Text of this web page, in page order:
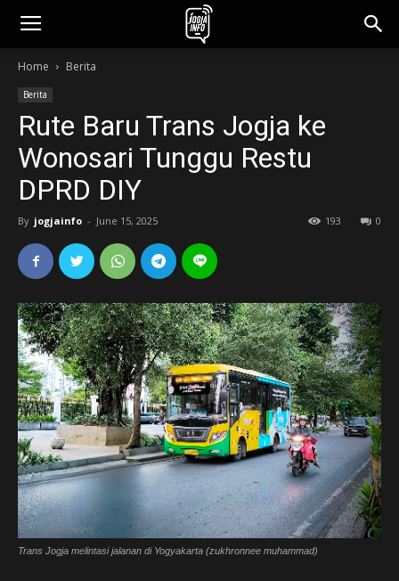
jogjainfo.id
Home Berita
Berita
Rute Baru Trans Jogja ke
Wonosari Tunggu Restu
DPRD DIY
By jogjainfo - June 15, 2025 0
193
Trans Jogja melintasi jalanan di Yogyakarta (zukhronnee muhammad)